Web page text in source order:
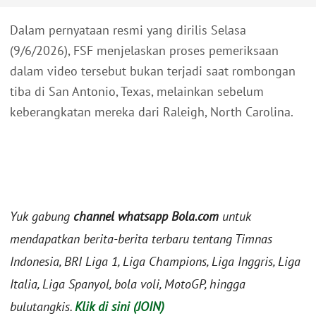
Dalam pernyataan resmi yang dirilis Selasa
(9/6/2026), FSF menjelaskan proses pemeriksaan
dalam video tersebut bukan terjadi saat rombongan
tiba di San Antonio, Texas, melainkan sebelum
keberangkatan mereka dari Raleigh, North Carolina.
Yuk gabung channel whatsapp Bola.com untuk
mendapatkan berita-berita terbaru tentang Timnas
Indonesia, BRI Liga 1, Liga Champions, Liga Inggris, Liga
Italia, Liga Spanyol, bola voli, MotoGP, hingga
bulutangkis.Klik di sini (JOIN)